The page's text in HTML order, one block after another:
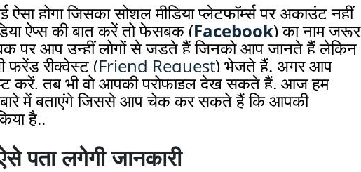
होगा जिसका सोशल मीडिया प्लेटफॉर्म्स पर अकाउंट नहीं
ऐप्स की बात करें तो फेसबुक (Facebook) का नाम जरूर
पर आप उन्हीं लोगों से जुड़ते हैं जिनको आप जानते हैं लेकिन
फ्रेंड रीक्वेस्ट (Friend Request) भेजते हैं. अगर आप
करें, तब भी वो आपकी प्रोफाइल देख सकते हैं. आज हम
में बताएंगे जिससे आप चेक कर सकते हैं कि आपकी
है..
पता लगेगी जानकारी